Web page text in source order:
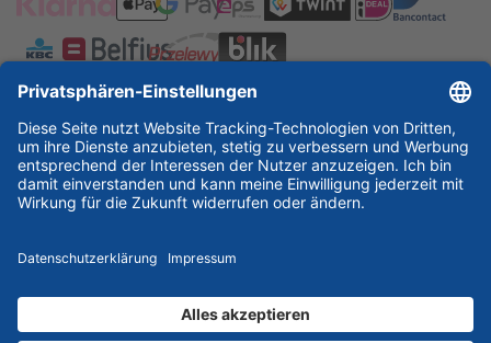
ESSKA International
new
new new